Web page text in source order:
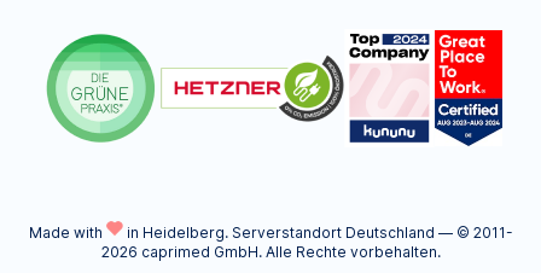
Made with in Heidelberg. Serverstandort Deutschland — © 2011-
2026 caprimed GmbH. Alle Rechte vorbehalten.